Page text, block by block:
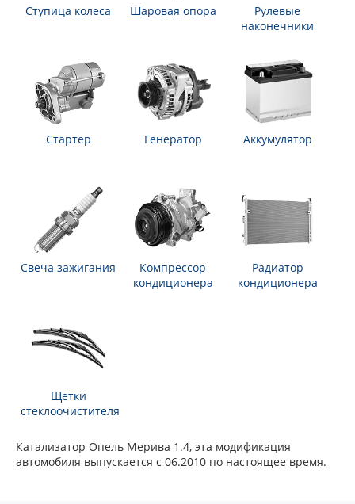
Ступица колеса Шаровая опора
Рулевые
наконечники
Стартер Генератор Аккумулятор
Свеча зажигания
Компрессор
кондиционера
Радиатор
кондиционера
Щетки
стеклоочистителя
Катализатор Опель Мерива 1.4, эта модификация
автомобиля выпускается с 06.2010 по настоящее время.